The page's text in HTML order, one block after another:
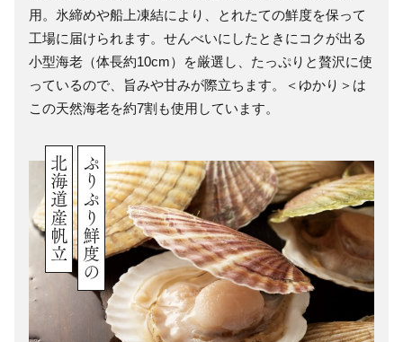
用。氷締めや船上凍結により、とれたての鮮度を保って
工場に届けられます。せんべいにしたときにコクが出る
小型海老（体長約10cm）を厳選し、たっぷりと贅沢に使
っているので、旨みや甘みが際立ちます。＜ゆかり＞は
この天然海老を約7割も使用しています。
ぷりぷり鮮度の
北海道産帆立